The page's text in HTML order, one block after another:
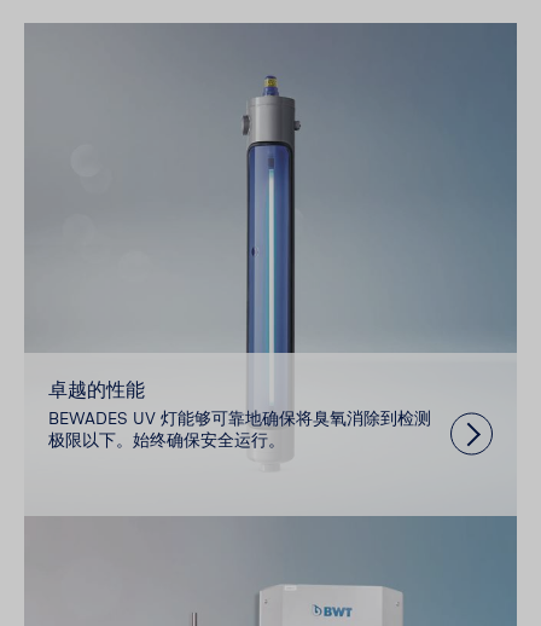
卓越的性能
BEWADES UV 灯能够可靠地确保将臭氧消除到检测
极限以下。始终确保安全运行。